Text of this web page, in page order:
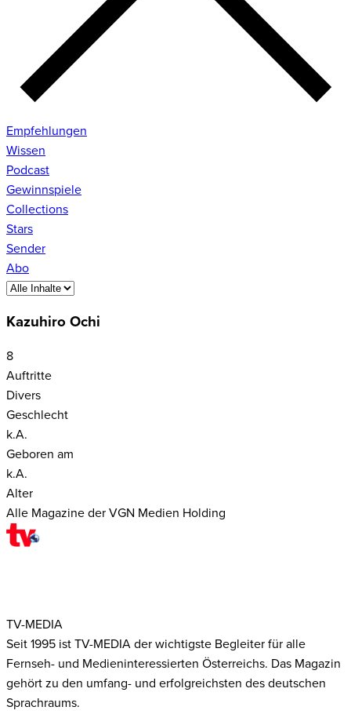
Empfehlungen
Wissen
Podcast
Gewinnspiele
Collections
Stars
Sender
Abo
Kazuhiro Ochi
8
Auftritte
Divers
Geschlecht
k.A.
Geboren am
k.A.
Alter
Alle Magazine der VGN Medien Holding
TV-MEDIA
Seit 1995 ist TV-MEDIA der wichtigste Begleiter für alle
Fernseh- und Medieninteressierten Österreichs. Das Magazin
gehört zu den umfang- und erfolgreichsten des deutschen
Sprachraums.